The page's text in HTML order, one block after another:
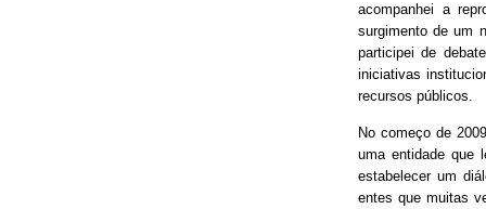
acompanhei a
surgimento de um
participei de
iniciativas
recursos públicos.
No começo de
uma entidade que
estabelecer um
entes que muitas